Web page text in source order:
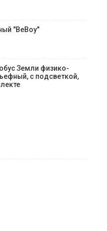
"ВеВоу"
Земли физико-
с подсветкой,